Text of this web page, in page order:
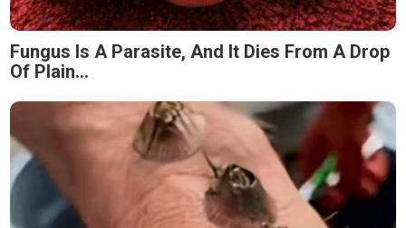
Fungus Is A Parasite, And It Dies From A Drop
Of Plain...